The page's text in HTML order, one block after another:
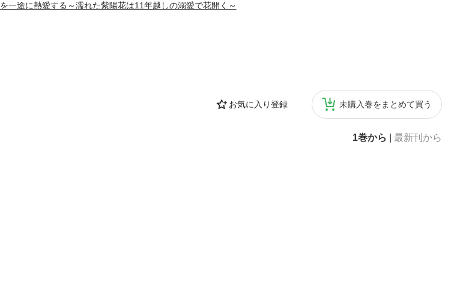
お気に入り登録 未購入巻をまとめて買う
1巻から 最新刊から
一途に熱愛する～濡れた紫陽花は11年越しの溺愛で花開く～